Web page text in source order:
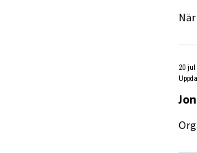
20 jul